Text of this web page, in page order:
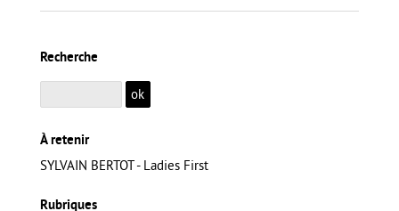
Recherche
À retenir
SYLVAIN BERTOT - Ladies First
Rubriques